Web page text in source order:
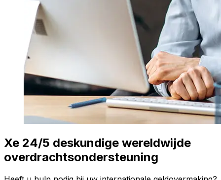
Xe 24/5 deskundige wereldwijde
overdrachtsondersteuning